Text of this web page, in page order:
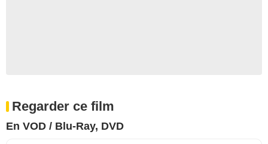
Regarder ce film
En VOD / Blu-Ray, DVD